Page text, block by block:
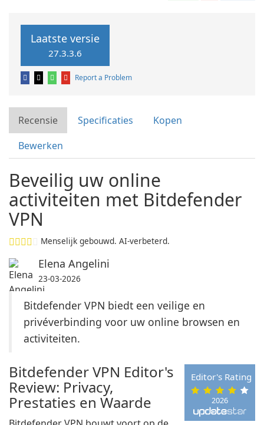
Laatste versie
27.3.3.6
Report a Problem
Recensie Specificaties
Kopen
Bewerken
Beveilig uw online
activiteiten met Bitdefender
VPN
Menselijk gebouwd. AI-verbeterd.
Elena Angelini
23-03-2026
Bitdefender VPN biedt een veilige en
privéverbinding voor uw online browsen en
activiteiten.
2026
Editor's Rating
Bitdefender VPN Editor's
Review: Privacy,
Prestaties en Waarde